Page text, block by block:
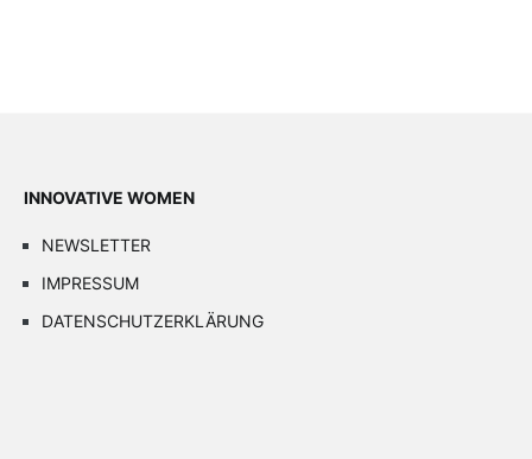
INNOVATIVE WOMEN
NEWSLETTER
IMPRESSUM
DATENSCHUTZERKLÄRUNG